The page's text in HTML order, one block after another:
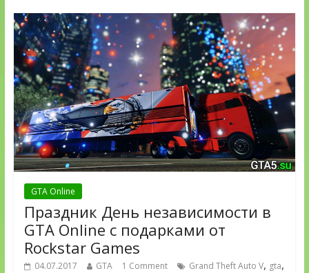
GTA Online
Праздник День независимости в
GTA Online с подарками от
Rockstar Games
04.07.2017 GTA 1 Comment Grand Theft Auto V, gta,